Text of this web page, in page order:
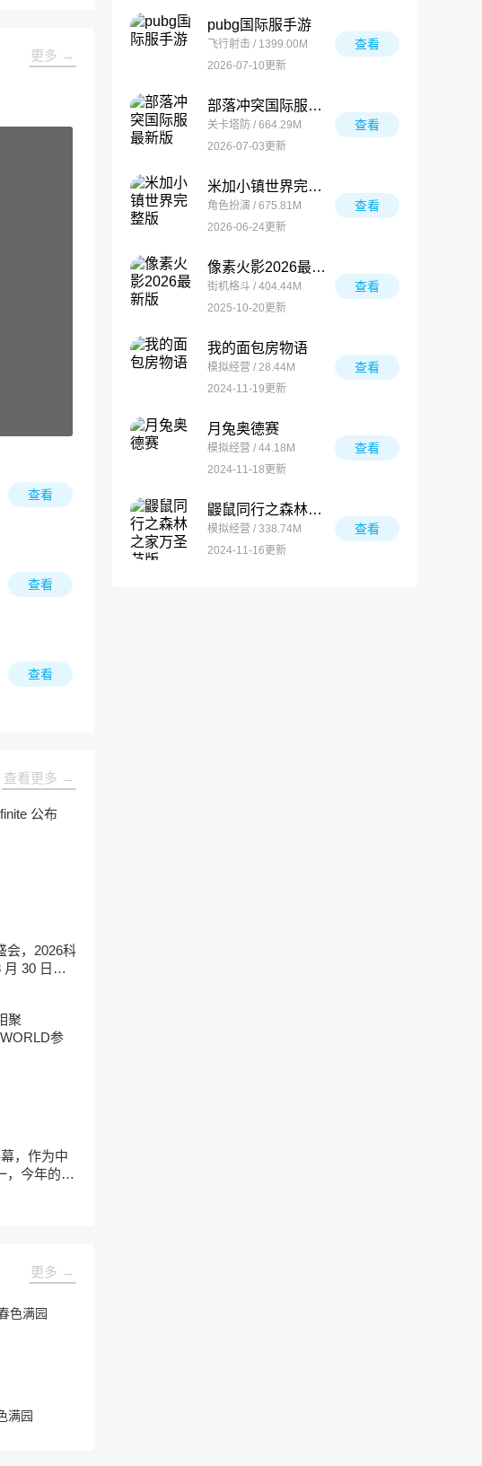
更多 →
查看
查看
查看
查看更多 →
会，2026科
30 日在
官方宣
上首次出
，作为中
，今年的展
厂商、媒
笑与惊喜的
更多 →
满园
pubg国际服手游
飞行射击 / 1399.00M
2026-07-10更新
查看
部落冲突国际服最新版
关卡塔防 / 664.29M
2026-07-03更新
查看
米加小镇世界完整版
角色扮演 / 675.81M
2026-06-24更新
查看
像素火影2026最新版
街机格斗 / 404.44M
2025-10-20更新
查看
我的面包房物语
模拟经营 / 28.44M
2024-11-19更新
查看
月兔奥德赛
模拟经营 / 44.18M
2024-11-18更新
查看
鼹鼠同行之森林之家万圣节版
模拟经营 / 338.74M
2024-11-16更新
查看